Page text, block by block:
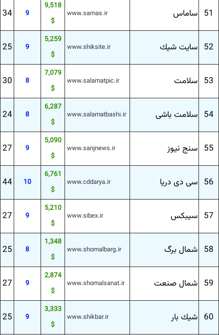
51 ساماس www.samas.ir
9,518
$
9
34
52 سایت شیك www.shiksite.ir
5,259
$
9
25
53 سلامت www.salamatpic.ir
7,079
$
8
30
54 سلامت باشی www.salamatbashi.ir
6,287
$
8
24
55 سنج نیوز www.sanjnews.ir
5,090
$
9
27
56 سی دی دریا www.cddarya.ir
6,761
$
10
44
57 سیبكس www.sibex.ir
5,210
$
9
27
58 شمال برگ www.shomalbarg.ir
1,348
$
8
25
59 شمال صنعت www.shomalsanat.ir
2,874
$
9
27
60 شیك بار www.shikbar.ir
3,333
$
9
25